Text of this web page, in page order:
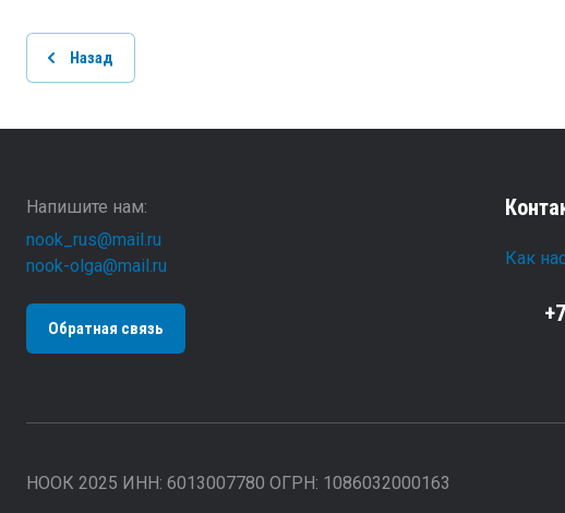
Назад
Напишите нам:
nook_rus@mail.ru
nook-olga@mail.ru
Обратная связь
Как
НООК 2025 ИНН: 6013007780 ОГРН: 1086032000163